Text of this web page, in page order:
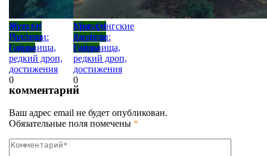
Mists Of
Pandaria
Гайды
Жуткие
Пустоши:
сокровища,
редкий дроп,
достижения
0
Mists Of
Pandaria
Гайды
Красарангские
джунгли:
сокровища,
редкий дроп,
достижения
0
комментарий
Ваш адрес email не будет опубликован.
Обязательные поля помечены *